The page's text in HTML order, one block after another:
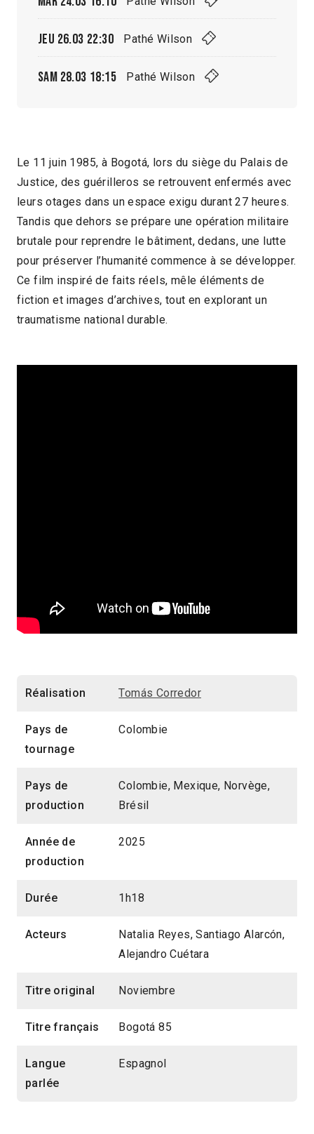
Le 11 juin 1985, à Bogotá, lors du siège du Palais de
Justice, des guérilleros se retrouvent enfermés avec
leurs otages dans un espace exigu durant 27 heures.
Tandis que dehors se prépare une opération militaire
brutale pour reprendre le bâtiment, dedans, une lutte
pour préserver l’humanité commence à se développer.
Ce film inspiré de faits réels, mêle éléments de
fiction et images d’archives, tout en explorant un
traumatisme national durable.
Réalisation Tomás Corredor
Pays de
tournage
Colombie
Pays de
production
Colombie, Mexique, Norvège,
Brésil
Année de
production
2025
Durée 1h18
Acteurs
Natalia Reyes, Santiago Alarcón,
Alejandro Cuétara
Titre original Noviembre
Titre français Bogotá 85
Langue
parlée
Espagnol
Jeu 26.03 22:30 Pathé Wilson
Sam 28.03 18:15 Pathé Wilson